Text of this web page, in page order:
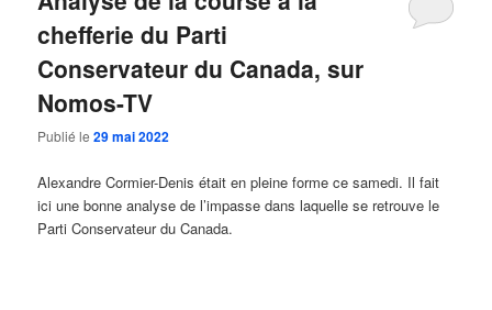
chefferie du Parti
Conservateur du Canada, sur
Nomos-TV
Publié le29 mai 2022
Alexandre Cormier-Denis était en pleine forme ce samedi. Il fait
ici une bonne analyse de l’impasse dans laquelle se retrouve le
Parti Conservateur du Canada.